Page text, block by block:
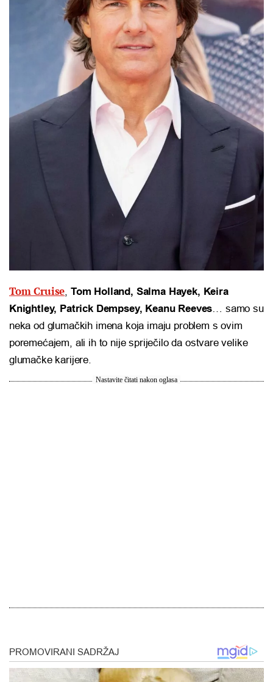
Tom Cruise, Tom Holland, Salma Hayek, Keira
Knightley, Patrick Dempsey, Keanu Reeves… samo su
neka od glumačkih imena koja imaju problem s ovim
poremećajem, ali ih to nije spriječilo da ostvare velike
glumačke karijere.
Nastavite čitati nakon oglasa